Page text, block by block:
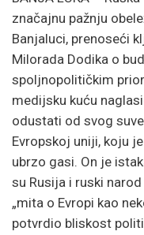
značajnu pažnju
Banjaluci, prenoseći
Milorada Dodika o
spoljnopolitičkim
medijsku kuću
odustati od svog
Evropskoj uniji, koju
ubrzo gasi. On je
su Rusija i ruski
„mita o Evropi kao
potvrdio bliskost